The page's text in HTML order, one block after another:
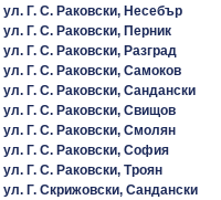
ул. Г. С. Раковски, Несебър
ул. Г. С. Раковски, Перник
ул. Г. С. Раковски, Разград
ул. Г. С. Раковски, Самоков
ул. Г. С. Раковски, Сандански
ул. Г. С. Раковски, Свищов
ул. Г. С. Раковски, Смолян
ул. Г. С. Раковски, София
ул. Г. С. Раковски, Троян
ул. Г. Скрижовски, Сандански